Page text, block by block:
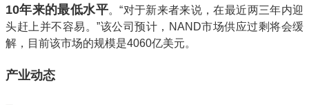
10年来的最低水平。“对于新来者来说，在最近两三年内迎
头赶上并不容易。”该公司预计，NAND市场供应过剩将会缓
解，目前该市场的规模是4060亿美元。
产业动态